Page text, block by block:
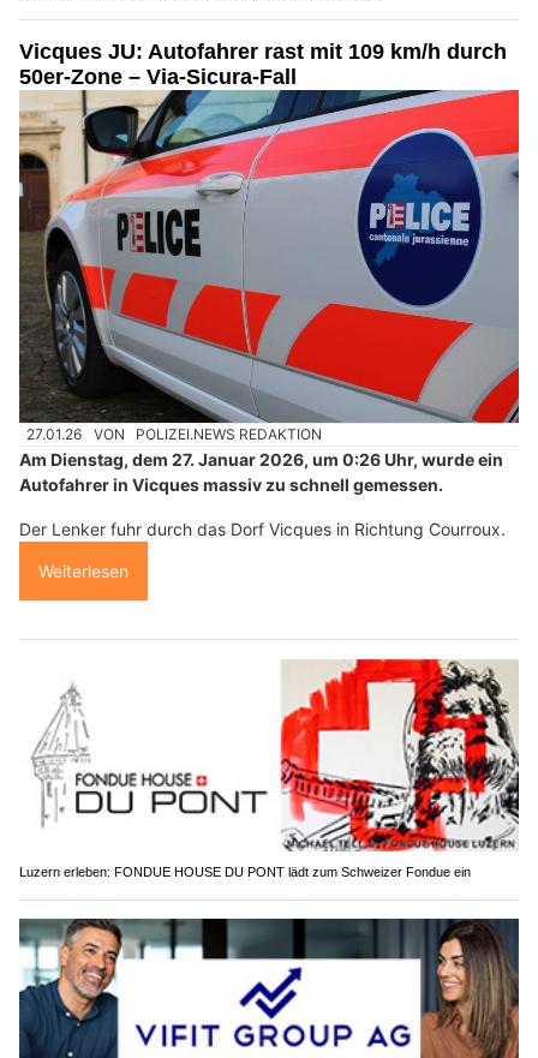
Vicques JU: Autofahrer rast mit 109 km/h durch
50er-Zone – Via-Sicura-Fall
27.01.26 VON POLIZEI.NEWS REDAKTION
Am Dienstag, dem 27. Januar 2026, um 0:26 Uhr, wurde ein
Autofahrer in Vicques massiv zu schnell gemessen.
Der Lenker fuhr durch das Dorf Vicques in Richtung Courroux.
Weiterlesen
Luzern erleben: FONDUE HOUSE DU PONT lädt zum Schweizer Fondue ein